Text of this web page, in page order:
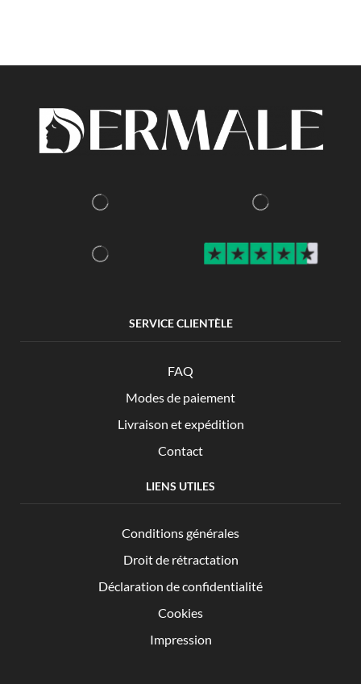
SERVICE CLIENTÈLE
FAQ
Modes de paiement
Livraison et expédition
Contact
LIENS UTILES
Conditions générales
Droit de rétractation
Déclaration de confidentialité
Cookies
Impression